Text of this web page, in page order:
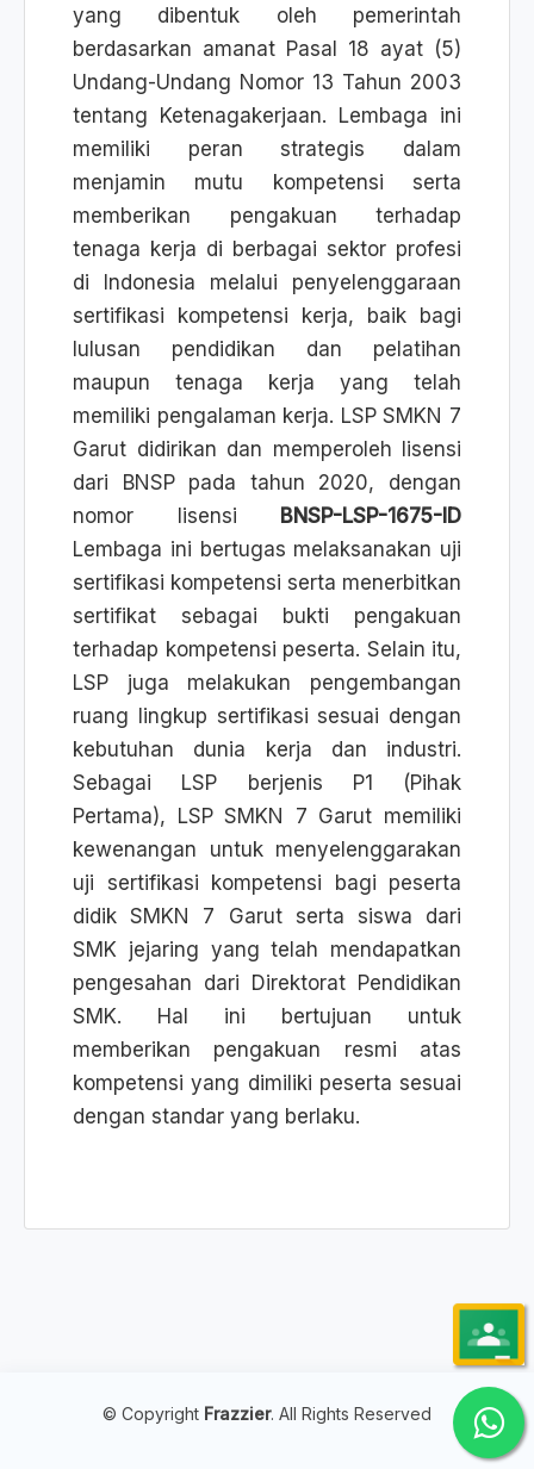
yang dibentuk oleh pemerintah
berdasarkan amanat Pasal 18 ayat (5)
Undang-Undang Nomor 13 Tahun 2003
tentang Ketenagakerjaan. Lembaga ini
memiliki peran strategis dalam
menjamin mutu kompetensi serta
memberikan pengakuan terhadap
tenaga kerja di berbagai sektor profesi
di Indonesia melalui penyelenggaraan
sertifikasi kompetensi kerja, baik bagi
lulusan pendidikan dan pelatihan
maupun tenaga kerja yang telah
memiliki pengalaman kerja. LSP SMKN 7
Garut didirikan dan memperoleh lisensi
dari BNSP pada tahun 2020, dengan
nomor lisensi
BNSP-LSP-1675-ID
Lembaga ini bertugas melaksanakan uji
sertifikasi kompetensi serta menerbitkan
sertifikat sebagai bukti pengakuan
terhadap kompetensi peserta. Selain itu,
LSP juga melakukan pengembangan
ruang lingkup sertifikasi sesuai dengan
kebutuhan dunia kerja dan industri.
Sebagai LSP berjenis P1 (Pihak
Pertama), LSP SMKN 7 Garut memiliki
kewenangan untuk menyelenggarakan
uji sertifikasi kompetensi bagi peserta
didik SMKN 7 Garut serta siswa dari
SMK jejaring yang telah mendapatkan
pengesahan dari Direktorat Pendidikan
SMK. Hal ini bertujuan untuk
memberikan pengakuan resmi atas
kompetensi yang dimiliki peserta sesuai
dengan standar yang berlaku.
© Copyright Frazzier. All Rights Reserved